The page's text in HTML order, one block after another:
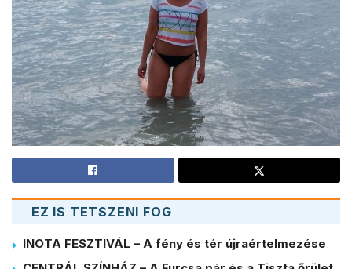
EZ IS TETSZENI FOG
INOTA FESZTIVÁL – A fény és tér újraértelmezése